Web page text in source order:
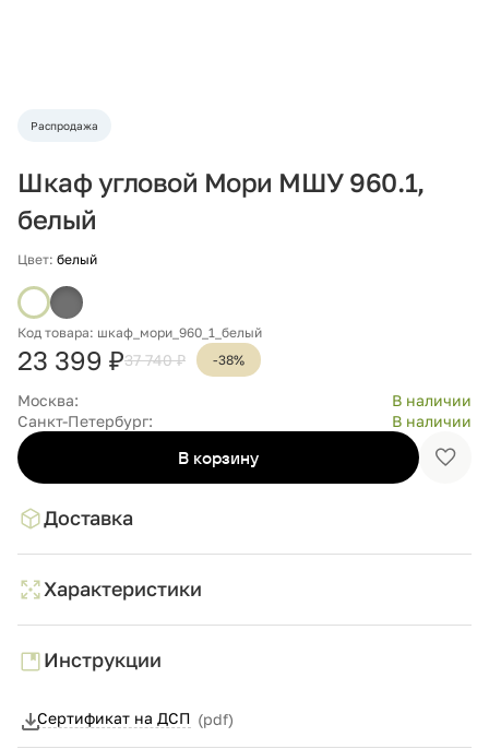
Распродажа
Шкаф угловой Мори МШУ 960.1,
белый
Цвет: белый
Код товара: шкаф_мори_960_1_белый
23 399 ₽37 740 ₽ -38%
Москва:
В наличии
Санкт-Петербург:
В наличии
В корзину
Доставка
Характеристики
Инструкции
Сертификат на ДСП (pdf)